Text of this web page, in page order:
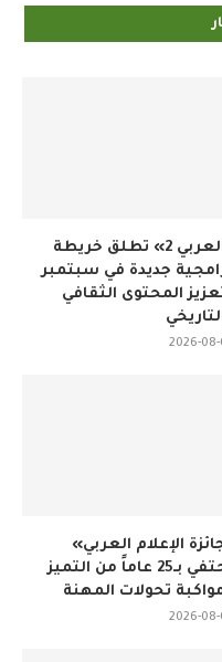
“العربي 2» تطلق خريطة
جديدة في سبتمبر
المحتوى الثقافي
2026-08-
الإعلام العربي»
تحتفي بـ25 عاماً من التميز
تحولات المهنة
2026-08-